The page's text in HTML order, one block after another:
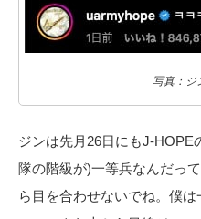
写真：ジ
ジンは先月26日にもJ-HOPE
隊の階級が)一等兵なんだっ
ら目を合わせないでね。僕